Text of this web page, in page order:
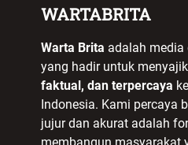
WARTABRITA
Warta Brita adalah media
yang hadir untuk
faktual, dan terpercaya
Indonesia. Kami percaya
jujur dan akurat adalah